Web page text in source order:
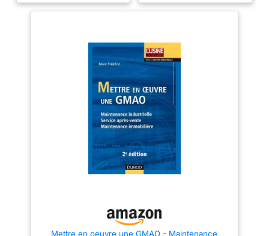
Mettre en oeuvre une GMAO - Maintenance